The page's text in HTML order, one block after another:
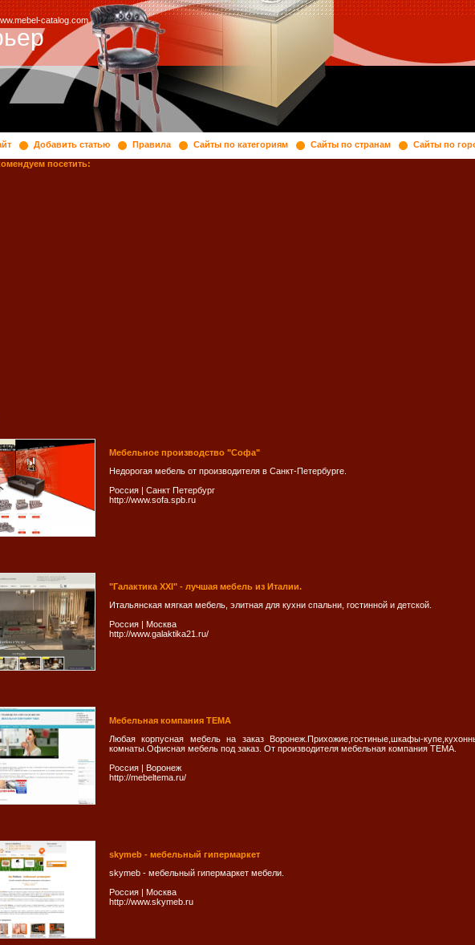
catalog.com
Добавить статью Правила Сайты по категориям Сайты по странам
Сайты по
посетить:
Мебельное производство "Софа"
Недорогая мебель от производителя в Санкт-Петербурге.
Россия | Санкт Петербург
http://www.sofa.spb.ru
"Галактика XXI" - лучшая мебель из Италии.
Итальянская мягкая мебель, элитная для кухни спальни, гостинной и детской.
Россия | Москва
http://www.galaktika21.ru/
Мебельная компания ТЕМА
Любая корпусная мебель на заказ Воронеж.Прихожие,гостиные,шкафы-
комнаты.Офисная мебель под заказ. От производителя мебельная компания ТЕМА.
Россия | Воронеж
http://mebeltema.ru/
skymeb - мебельный гипермаркет
skymeb - мебельный гипермаркет мебели.
Россия | Москва
http://www.skymeb.ru